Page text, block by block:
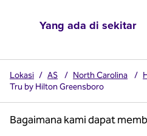
Yang ada di sekitar
Lokasi / AS / North Carolina /
Tru by Hilton Greensboro
Bagaimana kami dapat